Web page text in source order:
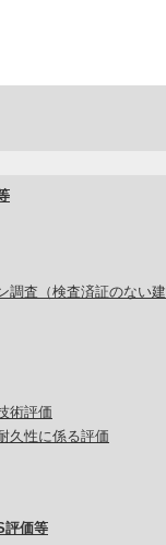
調査（検査済証のない建
術評価
久性に係る評価
評価等